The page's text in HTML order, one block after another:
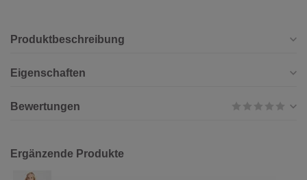
Produktbeschreibung
Eigenschaften
Bewertungen
Ergänzende Produkte